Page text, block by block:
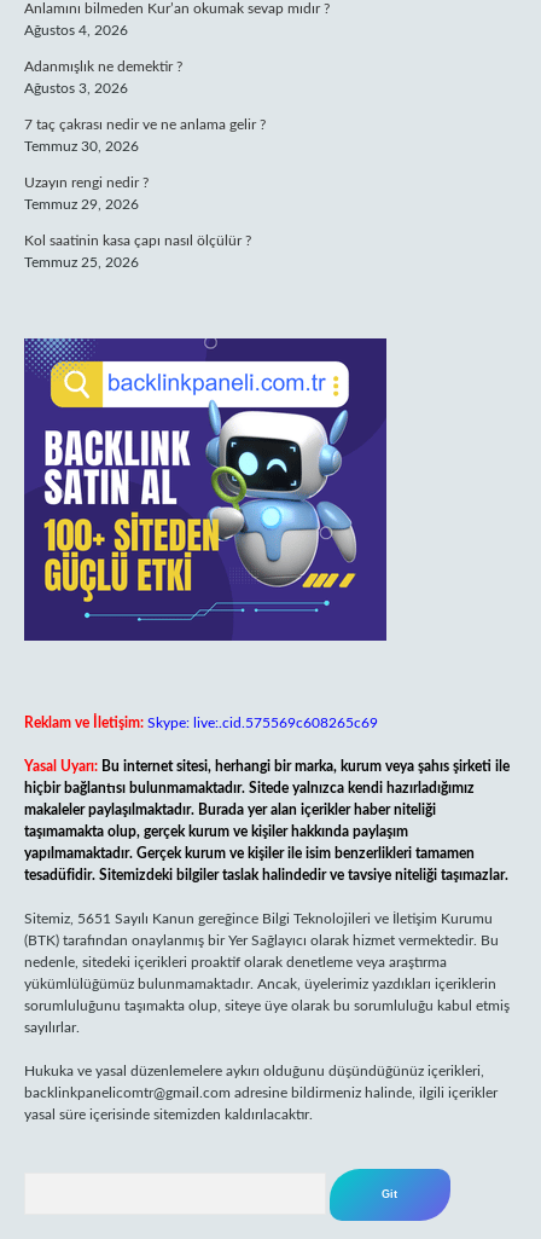
Anlamını bilmeden Kur’an okumak sevap mıdır ?
Ağustos 4, 2026
Adanmışlık ne demektir ?
Ağustos 3, 2026
7 taç çakrası nedir ve ne anlama gelir ?
Temmuz 30, 2026
Uzayın rengi nedir ?
Temmuz 29, 2026
Kol saatinin kasa çapı nasıl ölçülür ?
Temmuz 25, 2026
Reklam ve İletişim: Skype: live:.cid.575569c608265c69
Yasal Uyarı: Bu internet sitesi, herhangi bir marka, kurum veya şahıs şirketi ile
hiçbir bağlantısı bulunmamaktadır. Sitede yalnızca kendi hazırladığımız
makaleler paylaşılmaktadır. Burada yer alan içerikler haber niteliği
taşımamakta olup, gerçek kurum ve kişiler hakkında paylaşım
yapılmamaktadır. Gerçek kurum ve kişiler ile isim benzerlikleri tamamen
tesadüfidir. Sitemizdeki bilgiler taslak halindedir ve tavsiye niteliği taşımazlar.
Sitemiz, 5651 Sayılı Kanun gereğince Bilgi Teknolojileri ve İletişim Kurumu
(BTK) tarafından onaylanmış bir Yer Sağlayıcı olarak hizmet vermektedir. Bu
nedenle, sitedeki içerikleri proaktif olarak denetleme veya araştırma
yükümlülüğümüz bulunmamaktadır. Ancak, üyelerimiz yazdıkları içeriklerin
sorumluluğunu taşımakta olup, siteye üye olarak bu sorumluluğu kabul etmiş
sayılırlar.
Hukuka ve yasal düzenlemelere aykırı olduğunu düşündüğünüz içerikleri,
backlinkpanelicomtr@gmail.com adresine bildirmeniz halinde, ilgili içerikler
yasal süre içerisinde sitemizden kaldırılacaktır.